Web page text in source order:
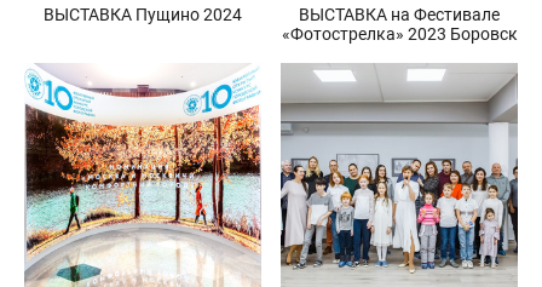
ВЫСТАВКА Пущино 2024
ВЫСТАВКА на Фестивале
«Фотострелка» 2023 Боровск